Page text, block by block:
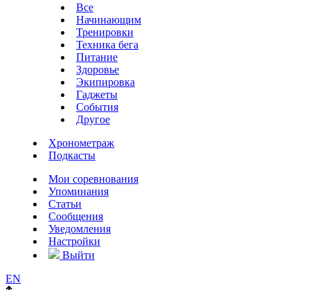
Все
Начинающим
Тренировки
Техника бега
Питание
Здоровье
Экипировка
Гаджеты
События
Другое
Хронометраж
Подкасты
Мои соревнования
Упоминания
Статьи
Сообщения
Уведомления
Настройки
Выйти
EN